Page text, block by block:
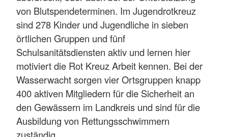
von Blutspendeterminen. Im Jugendrotkreuz
sind 278 Kinder und Jugendliche in sieben
örtlichen Gruppen und fünf
Schulsanitätsdiensten aktiv und lernen hier
motiviert die Rot Kreuz Arbeit kennen. Bei der
Wasserwacht sorgen vier Ortsgruppen knapp
400 aktiven Mitgliedern für die Sicherheit an
den Gewässern im Landkreis und sind für die
Ausbildung von Rettungsschwimmern
zuständig.